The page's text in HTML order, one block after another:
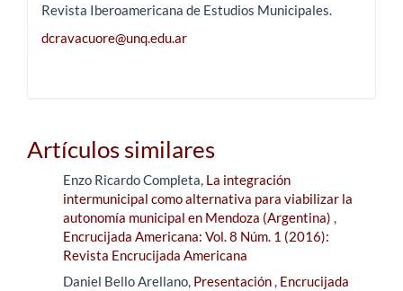
Revista Iberoamericana de Estudios Municipales.
dcravacuore@unq.edu.ar
Artículos similares
Enzo Ricardo Completa, La integración
intermunicipal como alternativa para viabilizar la
autonomía municipal en Mendoza (Argentina) ,
Encrucijada Americana: Vol. 8 Núm. 1 (2016):
Revista Encrucijada Americana
Daniel Bello Arellano, Presentación, Encrucijada